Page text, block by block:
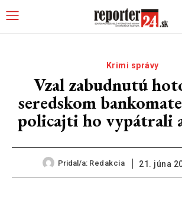
Krimi správy
Vzal zabudnutú
seredskom
policajti ho vypátrali
Pridal/a: Redakcia 21. júna